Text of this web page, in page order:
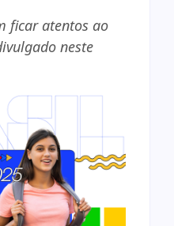
ficar atentos ao
neste